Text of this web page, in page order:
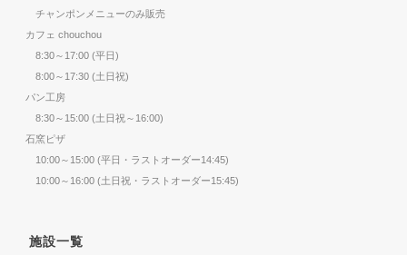
チャンポンメニューのみ販売
カフェ chouchou
8:30～17:00 (平日)
8:00～17:30 (土日祝)
パン工房
8:30～15:00 (土日祝～16:00)
石窯ピザ
10:00～15:00 (平日・ラストオーダー14:45)
10:00～16:00 (土日祝・ラストオーダー15:45)
施設一覧